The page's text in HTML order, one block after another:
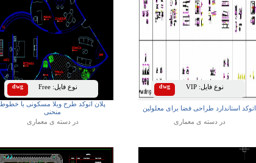
dwg نوع فایل: VIP
اتوکد استاندارد طراحی فضا برای معلولین
در دسته ی معماری
dwg نوع فایل: Free
پلان اتوکد طرح ویلا مسکونی با خطوط
منحنی
در دسته ی معماری